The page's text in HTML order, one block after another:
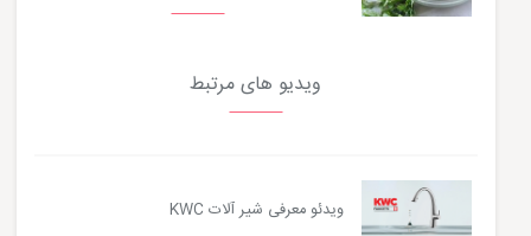
ویدیو های مرتبط
ویدئو معرفی شیر آلات KWC